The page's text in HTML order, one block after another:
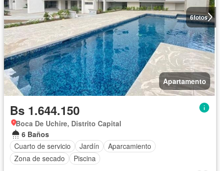
6fotos
Apartamento
Bs 1.644.150
Boca De Uchire, Distrito Capital
6 Baños
Cuarto de servicio
Jardín
Aparcamiento
Zona de secado
Piscina